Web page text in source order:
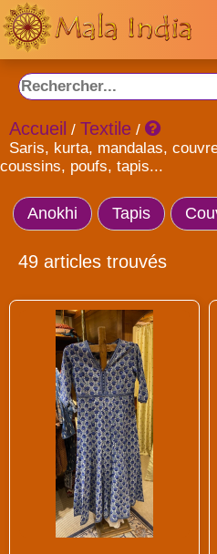
Accueil / Textile /
Saris, kurta, mandalas,
coussins, poufs, tapis...
Anokhi Tapis
49 articles trouvés